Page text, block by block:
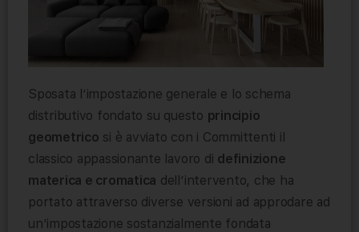
Sposata l’impostazione generale e lo schema
distributivo fondato su questo principio
geometrico si è avviato con i Committenti il
classico appassionante lavoro di definizione
materica e cromatica dell’intervento, che ha
portato attraverso diverse versioni ad approdare ad
un’impostazione sostanzialmente fondata